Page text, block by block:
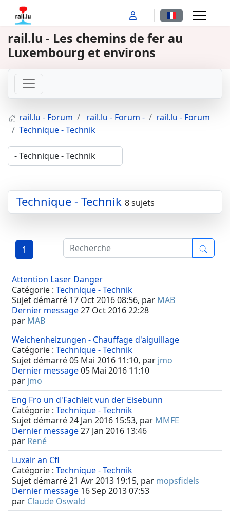
Sélectionnez
rail.lu - Les chemins de fer au
Luxembourg et environs
rail.lu - Forum rail.lu - Forum -
rail.lu - Forum
Technique - Technik
Technique - Technik 8 sujets
1
Attention Laser Danger
Catégorie : Technique - Technik
Sujet démarré 17 Oct 2016 08:56, par MAB
Dernier message27 Oct 2016 22:28
par MAB
Weichenheizungen - Chauffage d'aiguillage
Catégorie : Technique - Technik
Sujet démarré 05 Mai 2016 11:10, par jmo
Dernier message05 Mai 2016 11:10
par jmo
Eng Fro un d'Fachleit vun der Eisebunn
Catégorie : Technique - Technik
Sujet démarré 24 Jan 2016 15:53, par MMFE
Dernier message27 Jan 2016 13:46
par René
Luxair an Cfl
Catégorie : Technique - Technik
Sujet démarré 21 Avr 2013 19:15, par mopsfidels
Dernier message 16 Sep 2013 07:53
par Claude Oswald